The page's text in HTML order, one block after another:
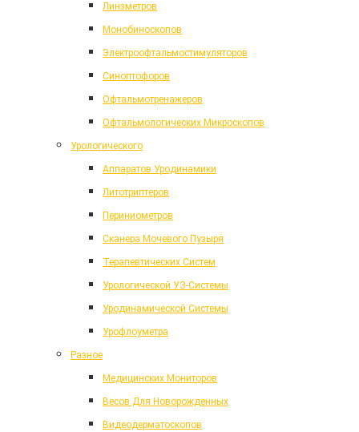
Линзметров
Монобиноскопов
Электроофтальмостимуляторов
Синоптофоров
Офтальмотренажеров
Офтальмологических Микроскопов
Урологического
Аппаратов Уродинамики
Литотриптеров
Периниометров
Сканера Мочевого Пузыря
Терапевтических Систем
Урологической УЗ-Системы
Уродинамической Системы
Урофлоуметра
Разное
Медицинских Мониторов
Весов Для Новорожденных
Видеодерматоскопов